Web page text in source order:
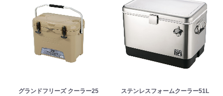
グランドフリーズ クーラー25 ステンレスフォームクーラー51L